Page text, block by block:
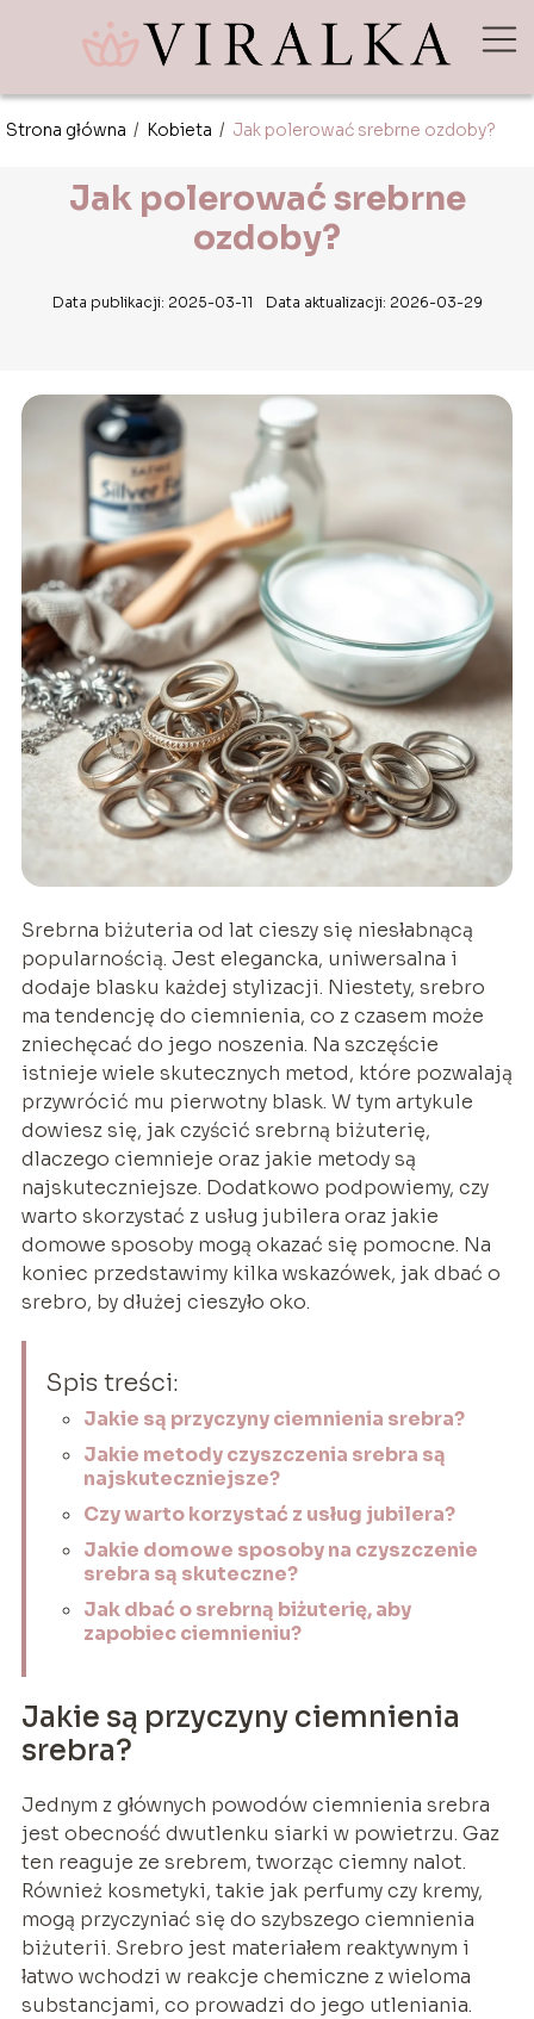
Strona główna / Kobieta / Jak polerować srebrne ozdoby?
Jak polerować srebrne
ozdoby?
Data publikacji: 2025-03-11 Data aktualizacji: 2026-03-29
Srebrna biżuteria od lat cieszy się niesłabnącą
popularnością. Jest elegancka, uniwersalna i
dodaje blasku każdej stylizacji. Niestety, srebro
ma tendencję do ciemnienia, co z czasem może
zniechęcać do jego noszenia. Na szczęście
istnieje wiele skutecznych metod, które pozwalają
przywrócić mu pierwotny blask. W tym artykule
dowiesz się, jak czyścić srebrną biżuterię,
dlaczego ciemnieje oraz jakie metody są
najskuteczniejsze. Dodatkowo podpowiemy, czy
warto skorzystać z usług jubilera oraz jakie
domowe sposoby mogą okazać się pomocne. Na
koniec przedstawimy kilka wskazówek, jak dbać o
srebro, by dłużej cieszyło oko.
Spis treści:
Jakie są przyczyny ciemnienia srebra?
Jakie metody czyszczenia srebra są
najskuteczniejsze?
Czy warto korzystać z usług jubilera?
Jakie domowe sposoby na czyszczenie
srebra są skuteczne?
Jak dbać o srebrną biżuterię, aby
zapobiec ciemnieniu?
Jakie są przyczyny ciemnienia
srebra?
Jednym z głównych powodów ciemnienia srebra
jest obecność dwutlenku siarki w powietrzu. Gaz
ten reaguje ze srebrem, tworząc ciemny nalot.
Również kosmetyki, takie jak perfumy czy kremy,
mogą przyczyniać się do szybszego ciemnienia
biżuterii. Srebro jest materiałem reaktywnym i
łatwo wchodzi w reakcje chemiczne z wieloma
substancjami, co prowadzi do jego utleniania.